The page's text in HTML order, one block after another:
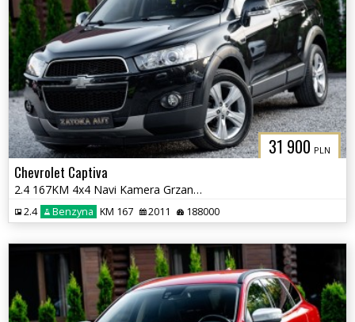
31 900 PLN
Chevrolet Captiva
2.4 167KM 4x4 Navi Kamera Grzane Fot Klima PDC 7 osób Sprowadzony
2.4 Benzyna KM 167 2011 188000